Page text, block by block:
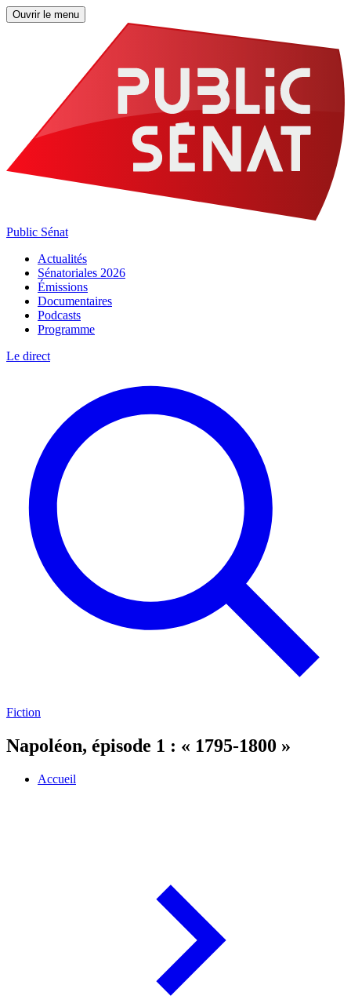
Ouvrir le menu
Public Sénat
Actualités
Sénatoriales 2026
Émissions
Documentaires
Podcasts
Programme
Le direct
Fiction
Napoléon, épisode 1 : « 1795-1800 »
Accueil